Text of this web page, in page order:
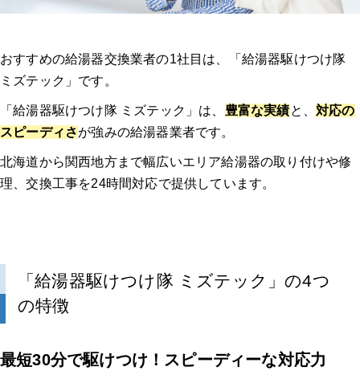
おすすめの給湯器交換業者の1社目は、「給湯器駆けつけ隊
ミズテック」です。
「給湯器駆けつけ隊 ミズテック」は、 豊富な実績と、対応の
スピーディさが強みの給湯器業者です。
北海道から関西地方まで幅広いエリア給湯器の取り付けや修
理、交換工事を24時間対応で提供しています。
「給湯器駆けつけ隊 ミズテック」の4つ
の特徴
最短30分で駆けつけ！スピーディーな対応力